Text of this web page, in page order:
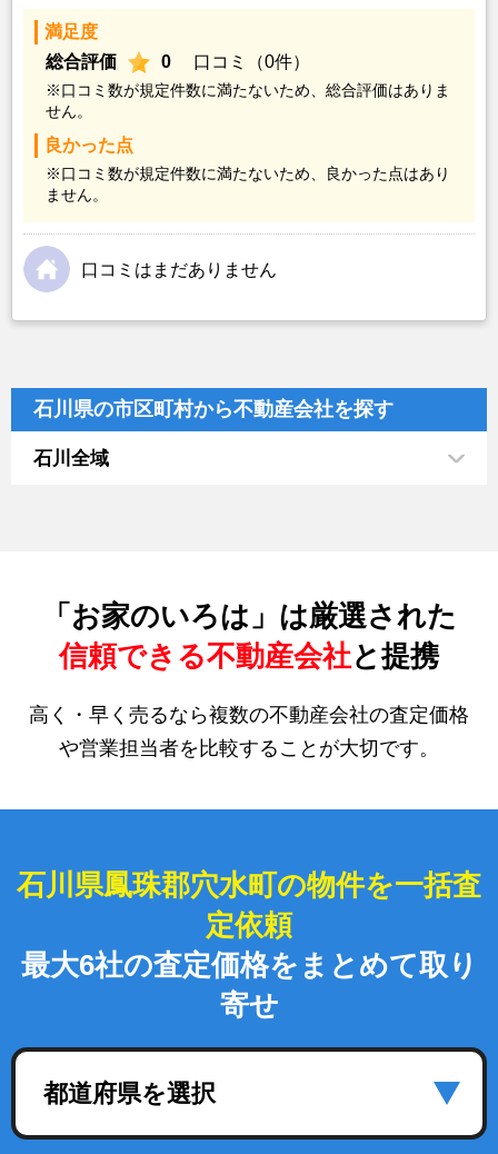
満足度
総合評価
0 口コミ（0件）
※口コミ数が規定件数に満たないため、総合評価はありま
せん。
良かった点
※口コミ数が規定件数に満たないため、良かった点はあり
ません。
口コミはまだありません
石川県の市区町村から不動産会社を探す
石川全域
「お家のいろは」は厳選された
信頼できる不動産会社と提携
高く・早く売るなら複数の不動産会社の査定価格
や営業担当者を比較することが大切です。
石川県鳳珠郡穴水町の物件を一括査
定依頼
最大6社の査定価格をまとめて取り
寄せ
都道府県を選択